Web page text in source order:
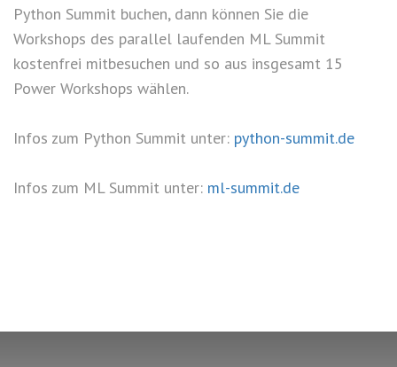
Python Summit buchen, dann können Sie die
Workshops des parallel laufenden ML Summit
kostenfrei mitbesuchen und so aus insgesamt 15
Power Workshops wählen.
Infos zum Python Summit unter: python-summit.de
Infos zum ML Summit unter: ml-summit.de